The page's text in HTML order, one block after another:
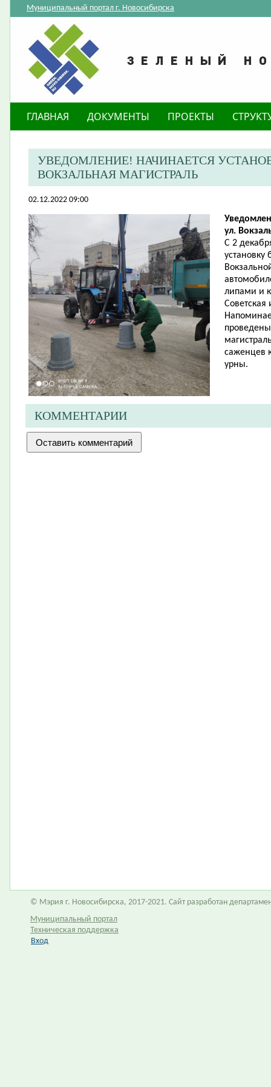
Муниципальный портал г. Новосибирска
ГЛАВНАЯ ДОКУМЕНТЫ ПРОЕКТЫ
​УВЕДОМЛЕНИЕ! НАЧИНАЕТСЯ
ВОКЗАЛЬНАЯ МАГИСТРАЛЬ
02.12.2022 09:00
ул.
С 2
установку
липами и
Советская
проведены
саженцев
урны.
КОММЕНТАРИИ
© Мэрия г. Новосибирска, 2017-2021. Сайт разработан
Муниципальный портал
Техническая поддержка
Вход